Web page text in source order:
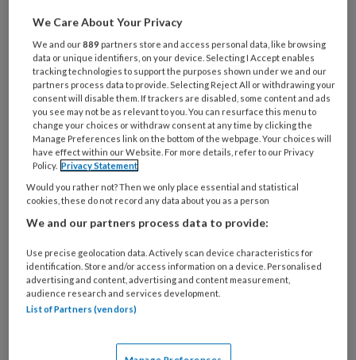
Al een account of abonnement?
Wat
is
je
e-
mailadres?
* *
Kies
je
wachtwoord*
Kies
je
Bij
welke
organisatie
Ontvang 2x per week de
We Care About Your Privacy
We and our889 partners store and access personal data, like browsing
data or unique identifiers, on your device. Selecting I Accept enables
tracking technologies to support the purposes shown under we and our
partners process data to provide. Selecting Reject All or withdrawing your
consent will disable them. If trackers are disabled, some content and ads
you see may not be as relevant to you. You can resurface this menu to
change your choices or withdraw consent at any time by clicking the
Manage Preferences link on the bottom of the webpage. Your choices will
have effect within our Website. For more details, refer to our Privacy
Policy. Privacy Statement
Would you rather not? Then we only place essential and statistical
cookies, these do not record any data about you as a person
We and our partners process data to provide:
Use precise geolocation data. Actively scan device characteristics for
identification. Store and/or access information on a device. Personalised
advertising and content, advertising and content measurement,
audience research and services development.
List of Partners (vendors)